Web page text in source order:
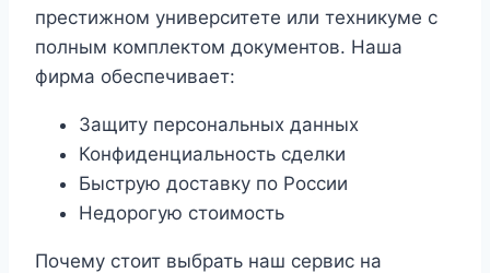
престижном университете или техникуме с
полным комплектом документов. Наша
фирма обеспечивает:
Защиту персональных данных
Конфиденциальность сделки
Быструю доставку по России
Недорогую стоимость
Почему стоит выбрать наш сервис на